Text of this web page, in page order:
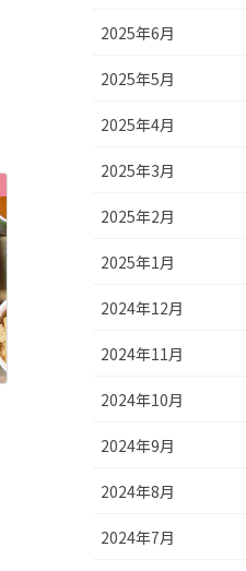
2025年6月
2025年5月
2025年4月
2025年3月
2025年2月
2025年1月
2024年12月
2024年11月
2024年10月
2024年9月
2024年8月
2024年7月